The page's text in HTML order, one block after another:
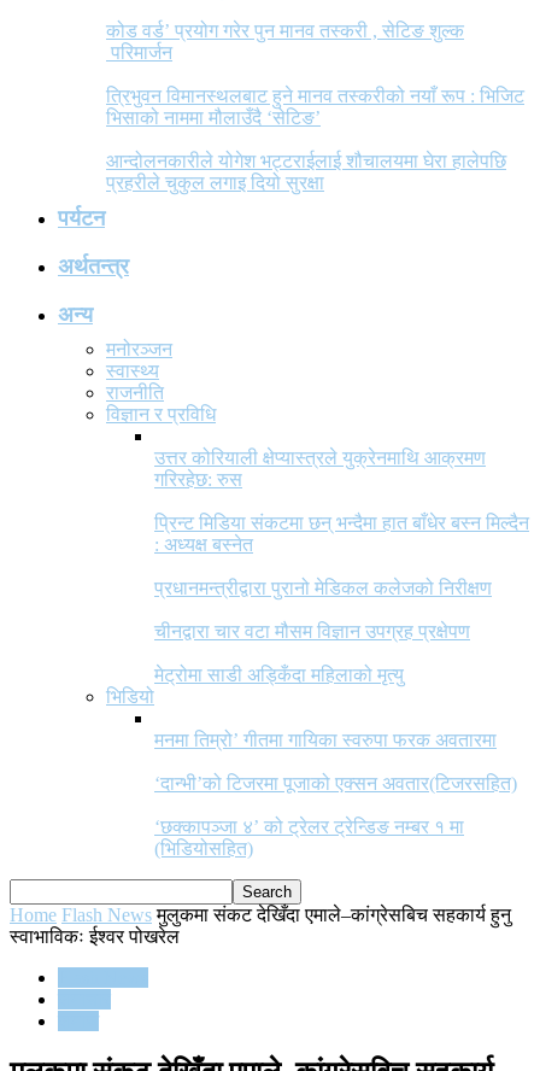
कोड वर्ड’ प्रयोग गरेर पुन मानव तस्करी , सेटिङ शुल्क
परिमार्जन
त्रिभुवन विमानस्थलबाट हुने मानव तस्करीको नयाँ रूप : भिजिट
भिसाको नाममा मौलाउँदै ‘सेटिङ’
आन्दोलनकारीले योगेश भट्टराईलाई शौचालयमा घेरा हालेपछि
प्रहरीले चुकुल लगाइ दियो सुरक्षा
पर्यटन
अर्थतन्त्र
अन्य
मनोरञ्जन
स्वास्थ्य
राजनीति
विज्ञान र प्रविधि
उत्तर कोरियाली क्षेप्यास्त्रले युक्रेनमाथि आक्रमण
गरिरहेछ: रुस
प्रिन्ट मिडिया संकटमा छन् भन्दैमा हात बाँधेर बस्न मिल्दैन
: अध्यक्ष बस्नेत
प्रधानमन्त्रीद्वारा पुरानो मेडिकल कलेजको निरीक्षण
चीनद्वारा चार वटा मौसम विज्ञान उपग्रह प्रक्षेपण
मेट्रोमा साडी अड्किँदा महिलाको मृत्यु
भिडियो
मनमा तिम्रो’ गीतमा गायिका स्वरुपा फरक अवतारमा
‘दान्भी’को टिजरमा पूजाको एक्सन अवतार(टिजरसहित)
‘छक्कापञ्जा ४’ को ट्रेलर ट्रेन्डिङ नम्बर १ मा
(भिडियोसहित)
Home Flash News मुलुकमा संकट देखिँदा एमाले–कांग्रेसबिच सहकार्य हुनु
स्वाभाविकः ईश्वर पोखरेल